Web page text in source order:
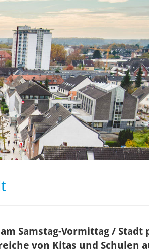
Samstag-Vormittag / Stadt
von Kitas und Schulen